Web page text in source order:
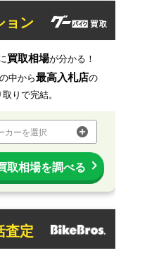
ョン
買取相場が分かる！
の中から最高入札店の
りで完結。
カーを選択
取相場を調べる
査定